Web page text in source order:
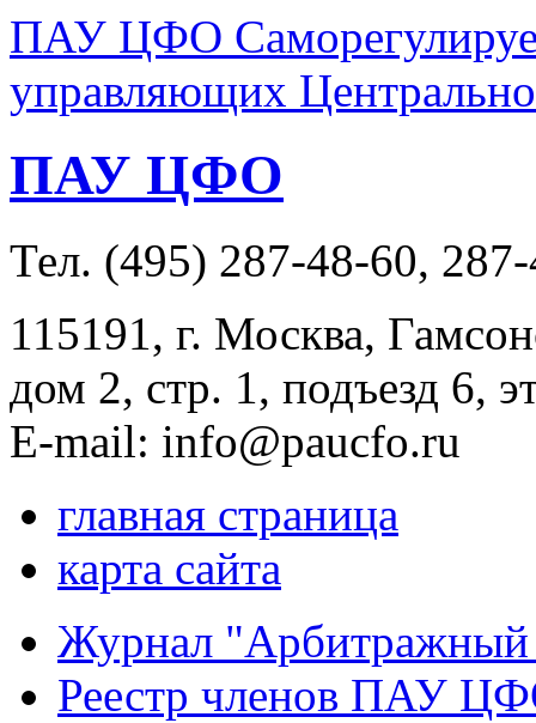
ПАУ ЦФО
управляющих
ПАУ ЦФО
Тел. (495) 287-48-60,
115191, г. Москва,
дом 2, стр. 1, подъезд 6,
E-mail: info@paucfo.ru
главная страница
карта сайта
Журнал
Реестр членов ПАУ